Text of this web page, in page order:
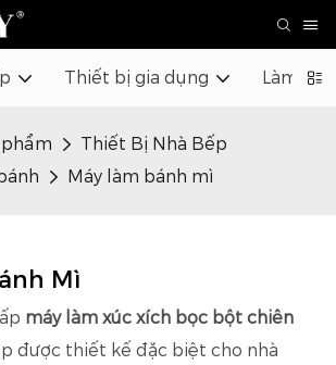
Thiết bị gia dụng Làm
phẩm
Thiết Bị Nhà Bếp
Máy làm bánh mì
Mì
máy làm xúc xích bọc bột chiên
được thiết kế đặc biệt cho nhà